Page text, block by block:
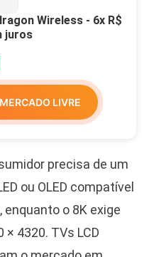
Wireless - 6x R$
juros
LIVRE
precisa de um
ou OLED compatível
enquanto o 8K exige
4320. TVs LCD